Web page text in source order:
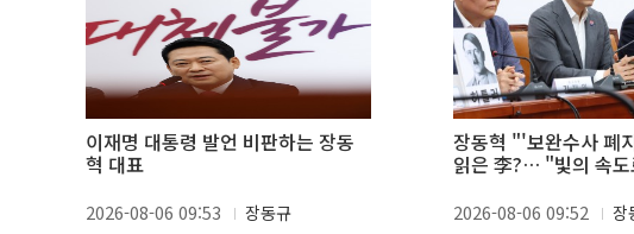
이재명 대통령 발언 비판하는 장동
혁 대표
2026-08-06 09:53 장동규
장동혁 "'보완수사 폐
읽은 李?… "빛의 속도
2026-08-06 09:52 장